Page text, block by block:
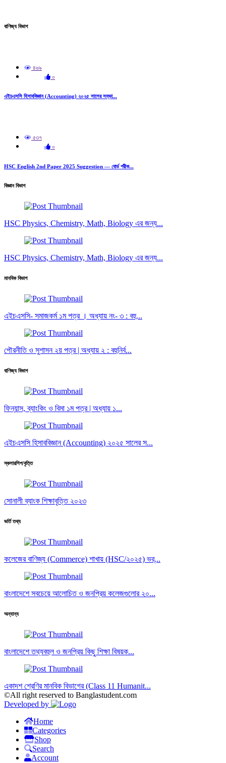
বাণিজ্য বিভাগ
৪৬৯
০
এইচএসসি হিসাববিজ্ঞান (Accounting) ২০২৫ সালের সম্ভা...
৫৩৭
০
HSC English 2nd Paper 2025 Suggestion — বোর্ড পরীক...
বিজ্ঞান বিভাগ
HSC Physics, Chemistry, Math, Biology এর জন্য...
HSC Physics, Chemistry, Math, Biology এর জন্য...
মানবিক বিভাগ
এইচএসসি- সমাজকর্ম ১ম পত্র । অধ্যায় নং- ৩ : বহু...
পৌরনীতি ও সুশাসন ২য় পত্র | অধ্যায় ২ : বহুনির্ব...
বাণিজ্য বিভাগ
ফিন্যান্স, ব্যাংকিং ও বিমা ১ম পত্র | অধ্যায় ১...
এইচএসসি হিসাববিজ্ঞান (Accounting) ২০২৫ সালের স...
স্কলারশিপ/বৃত্তি
সোনালী ব্যাংক শিক্ষাবৃত্তি ২০২৩
ভর্তি তথ্য
কলেজের বাণিজ্য (Commerce) শাখায় (HSC/২০২৫) ভর্...
বাংলাদেশে সবচেয়ে আলোচিত ও জনপ্রিয় কলেজগুলোর ২০...
অন্যান্য
বাংলাদেশে তথ্যবহুল ও জনপ্রিয় কিছু শিক্ষা বিষয়ক...
একাদশ শ্রেণির মানবিক বিভাগের (Class 11 Humanit...
©All right reserved to Banglastudent.com
Developed by
Home
Categories
Shop
Search
Account